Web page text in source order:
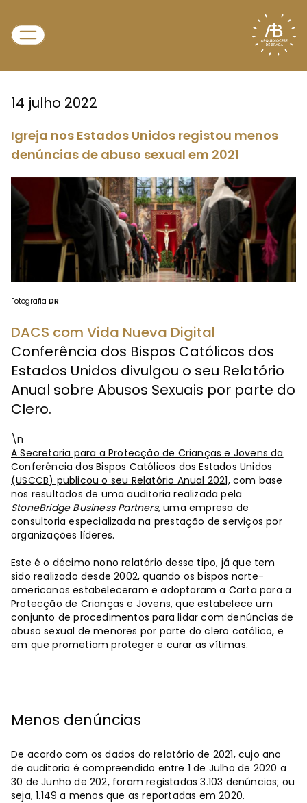
14 julho 2022
Igreja nos Estados Unidos registou menos
denúncias de abuso sexual em 2021
Fotografia DR
DACS com Vida Nueva Digital
Conferência dos Bispos Católicos dos
Estados Unidos divulgou o seu Relatório
Anual sobre Abusos Sexuais por parte do
Clero.
\n
A Secretaria para a Protecção de Crianças e Jovens da
Conferência dos Bispos Católicos dos Estados Unidos
(USCCB) publicou o seu Relatório Anual 2021,com base
nos resultados de uma auditoria realizada pela
StoneBridge Business Partners, uma empresa de
consultoria especializada na prestação de serviços por
organizações líderes.
Este é o décimo nono relatório desse tipo, já que tem
sido realizado desde 2002, quando os bispos norte-
americanos estabeleceram e adoptaram a Carta para a
Protecção de Crianças e Jovens, que estabelece um
conjunto de procedimentos para lidar com denúncias de
abuso sexual de menores por parte do clero católico, e
em que prometiam proteger e curar as vítimas.
Menos denúncias
De acordo com os dados do relatório de 2021, cujo ano
de auditoria é compreendido entre 1 de Julho de 2020 a
30 de Junho de 202, foram registadas 3.103 denúncias; ou
seja, 1.149 a menos que as reportadas em 2020.